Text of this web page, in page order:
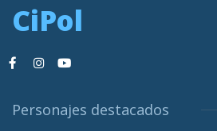
CiPol
Personajes destacados